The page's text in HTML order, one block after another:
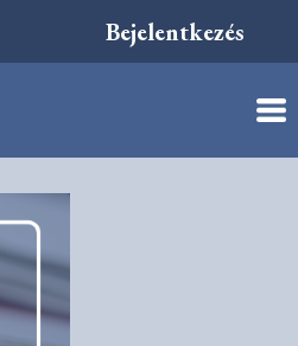
Bejelentkezés